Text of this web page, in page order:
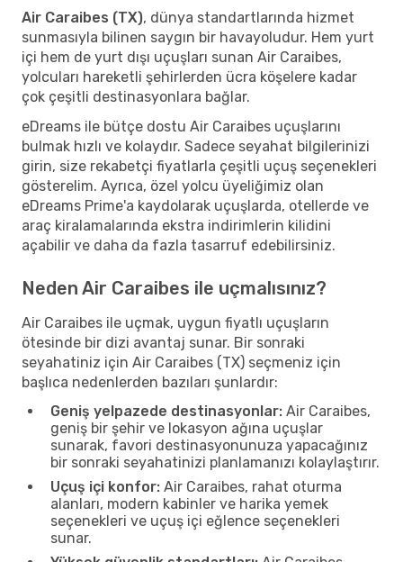
Air Caraibes (TX), dünya standartlarında hizmet
sunmasıyla bilinen saygın bir havayoludur. Hem yurt
içi hem de yurt dışı uçuşları sunan Air Caraibes,
yolcuları hareketli şehirlerden ücra köşelere kadar
çok çeşitli destinasyonlara bağlar.
eDreams ile bütçe dostu Air Caraibes uçuşlarını
bulmak hızlı ve kolaydır. Sadece seyahat bilgilerinizi
girin, size rekabetçi fiyatlarla çeşitli uçuş seçenekleri
gösterelim. Ayrıca, özel yolcu üyeliğimiz olan
eDreams Prime'a kaydolarak uçuşlarda, otellerde ve
araç kiralamalarında ekstra indirimlerin kilidini
açabilir ve daha da fazla tasarruf edebilirsiniz.
Neden Air Caraibes ile uçmalısınız?
Air Caraibes ile uçmak, uygun fiyatlı uçuşların
ötesinde bir dizi avantaj sunar. Bir sonraki
seyahatiniz için Air Caraibes (TX) seçmeniz için
başlıca nedenlerden bazıları şunlardır:
Geniş yelpazede destinasyonlar: Air Caraibes,
geniş bir şehir ve lokasyon ağına uçuşlar
sunarak, favori destinasyonunuza yapacağınız
bir sonraki seyahatinizi planlamanızı kolaylaştırır.
Uçuş içi konfor: Air Caraibes, rahat oturma
alanları, modern kabinler ve harika yemek
seçenekleri ve uçuş içi eğlence seçenekleri
sunar.